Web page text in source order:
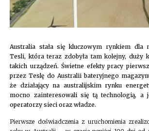
Australia stała się kluczowym rynkiem dla
Tesli, która teraz zdobyła tam kolejny, duży
takich urządzeń. Świetne efekty pracy
przez Teslę do Australii bateryjnego
że działający na australijskim rynku
mocno zainteresowali się tą technologią, a
operatorzy sieci oraz władze.
Pierwsze doświadczenia z uruchomienia